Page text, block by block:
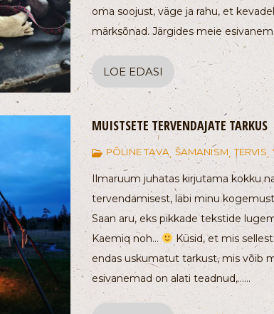
oma soojust, väge ja rahu, et
märksõnad. Järgides meie
LOE EDASI
MUISTSETE TERVENDAJATE TARKUS
PÕLINE TAVA, ŠAMANISM, TERVIS,
Ilmaruum juhatas kirjutama kokku
tervendamisest, läbi minu
Saan aru, eks pikkade tekstide
Kaemiq noh...
Küsid, et mis
endas uskumatut tarkust, mis võib
esivanemad on alati teadnud,…...